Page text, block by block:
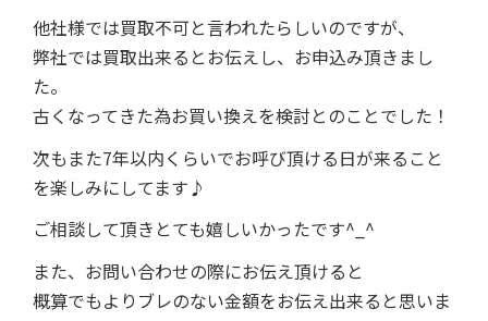
他社様では買取不可と言われたらしいのですが、
弊社では買取出来るとお伝えし、お申込み頂きまし
た。
古くなってきた為お買い換えを検討とのことでした！
次もまた7年以内くらいでお呼び頂ける日が来ること
を楽しみにしてます♪
ご相談して頂きとても嬉しいかったです^_^
また、お問い合わせの際にお伝え頂けると
概算でもよりブレのない金額をお伝え出来ると思いま